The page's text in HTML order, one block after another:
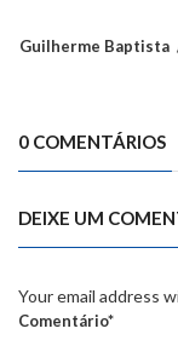
Guilherme Baptista
0 COMENTÁRIOS
DEIXE UM
Your email address
Comentário*